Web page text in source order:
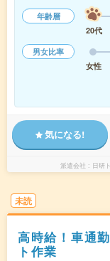
年齢層
20代
男女比率
女性
気になる!
派遣会社 日研
未読
高時給！車通
ト作業